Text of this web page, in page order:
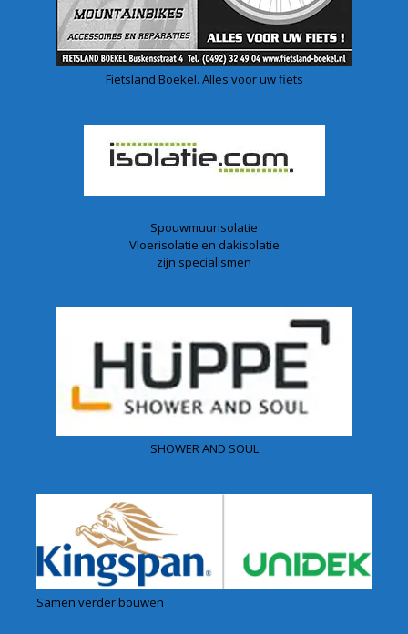
Fietsland Boekel. Alles voor uw fiets
Spouwmuurisolatie
Vloerisolatie en dakisolatie
zijn specialismen
SHOWER AND SOUL
Samen verder bouwen